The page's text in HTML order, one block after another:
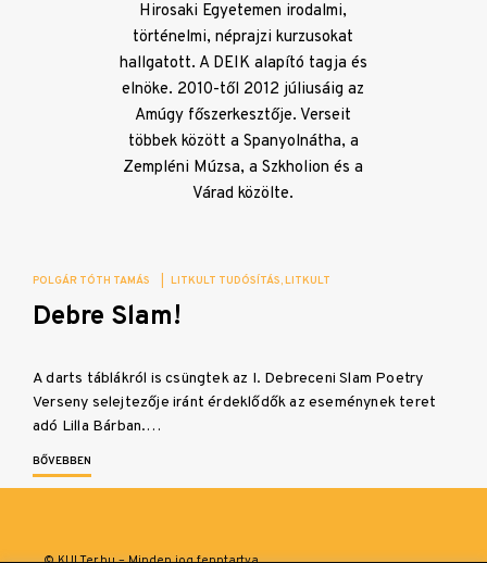
Hirosaki Egyetemen irodalmi,
történelmi, néprajzi kurzusokat
hallgatott. A DEIK alapító tagja és
elnöke. 2010-től 2012 júliusáig az
Amúgy főszerkesztője. Verseit
többek között a Spanyolnátha, a
Zempléni Múzsa, a Szkholion és a
Várad közölte.
POLGÁR TÓTH TAMÁS LITKULT TUDÓSÍTÁS LITKULT
Debre Slam!
A darts táblákról is csüngtek az I. Debreceni Slam Poetry
Verseny selejtezője iránt érdeklődők az eseménynek teret
adó Lilla Bárban.…
BŐVEBBEN